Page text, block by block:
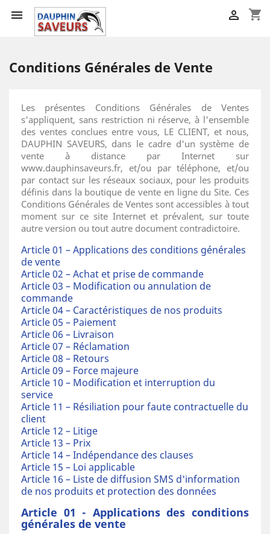
 shopping_cart

Conditions Générales de Vente
Les présentes Conditions Générales de Ventes
s'appliquent, sans restriction ni réserve, à l'ensemble
des ventes conclues entre vous, LE CLIENT, et nous,
DAUPHIN SAVEURS, dans le cadre d'un système de
vente à distance par Internet sur
www.dauphinsaveurs.fr, et/ou par téléphone, et/ou
par contact sur les réseaux sociaux, pour les produits
définis dans la boutique de vente en ligne du Site. Ces
Conditions Générales de Ventes sont accessibles à tout
moment sur ce site Internet et prévalent, sur toute
autre version ou tout autre document contradictoire.
Article 01 – Applications des conditions générales
de vente
Article 02 – Achat et prise de commande
Article 03 – Modification ou annulation de
commande
Article 04 – Caractéristiques de nos produits
Article 05 – Paiement
Article 06 – Livraison
Article 07 – Réclamation
Article 08 – Retours
Article 09 – Force majeure
Article 10 – Modification et interruption du
service
Article 11 – Résiliation pour faute contractuelle du
client
Article 12 – Litige
Article 13 – Prix
Article 14 – Indépendance des clauses
Article 15 – Loi applicable
Article 16 – Liste de diffusion SMS d'information
de nos produits et protection des données
Article 01 - Applications des conditions
générales de vente